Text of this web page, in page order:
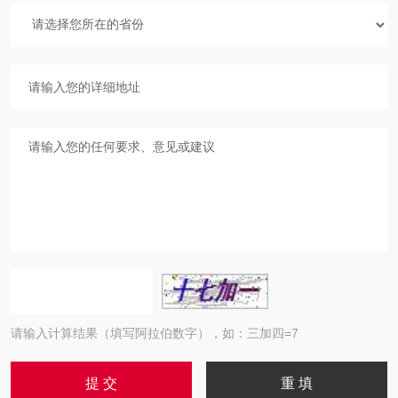
请输入计算结果（填写阿拉伯数字），如：三加四=7